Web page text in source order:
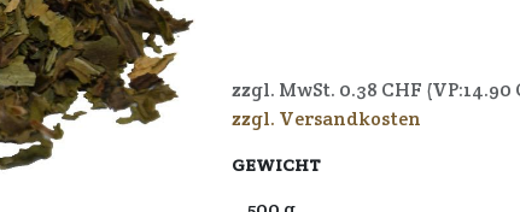
zzgl. MwSt. 0.38 CHF (VP:14.90
zzgl. Versandkosten
GEWICHT